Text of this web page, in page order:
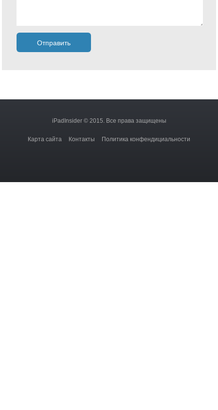
iPadInsider © 2015. Все права защищены
Карта сайта Контакты Политика конфендициальности